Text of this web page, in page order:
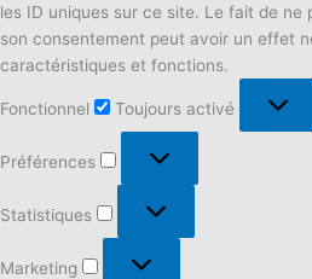
les ID uniques sur ce site. Le fait de ne
son consentement peut avoir un effet
caractéristiques et fonctions.
Fonctionnel
Toujours activé
Préférences
Statistiques
Marketing